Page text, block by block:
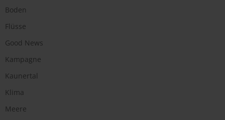
Boden
Flüsse
Good News
Kampagne
Kaunertal
Klima
Meere